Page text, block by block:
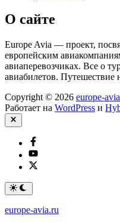
О сайте
Europe Avia — проект,
европейским
авиаперевозчиках. Все о
авиабилетов. Путешествие
Copyright © 2026 europe-
Работает на WordPress и
Закрыть
Facebook
YouTube
Twitter
Переключить
на
режим
europe-avia.ru